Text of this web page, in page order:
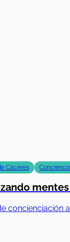
Cáceres
concienciación